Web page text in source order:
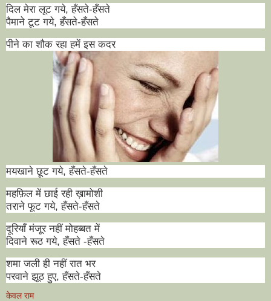
दिल मेरा लूट गये, हँसते-हँसते
पैमाने टूट गये,हँसते-हँसते
पीने का शौक रहा हमें इस कदर
मयखाने छूट गये, हँसते-हँसते
महफ़िल में छाई रही ख़ामोशी
तराने फूट गये, हँसते-हँसते
दूरियाँ मंजूर नहीं मोहब्बत में
दिवाने रूठ गये, हँसते -हँसते
शमा जली ही नहीं रात भर
परवाने झूठ हुए, हँसते-हँसते
केवल राम